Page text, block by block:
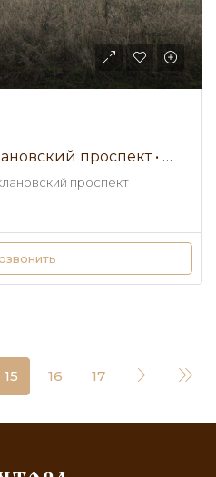
Участок 25 сот. • Баклановский проспект • Продажа
проспект
15 16 17